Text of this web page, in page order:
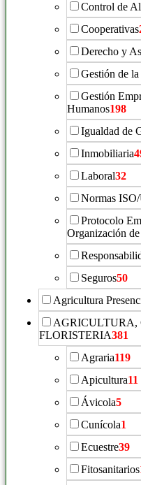
Control de
Cooperativas
Derecho y
Gestión de
Gestión
Humanos198
Igualdad de
Inmobiliaria
Laboral32
Normas
Protocolo
Organización
Seguros50
Agricultura
AGRICULTURA,
FLORISTERIA381
Agraria119
Apicultura11
Ávicola5
Cunícola1
Ecuestre39
Fitosanitarios